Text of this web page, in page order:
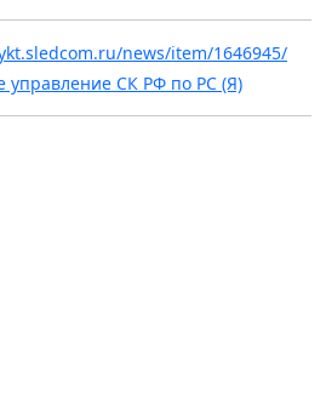
news/item/1646945/
управление СК РФ по РС (Я)